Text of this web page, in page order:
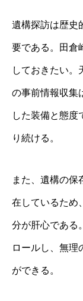
遺構探訪は歴史
要である。田倉
しておきたい。
の事前情報収集
した装備と態度
り続ける。
また、遺構の保
在しているため
分が肝心である
ロールし、無理
ができる。